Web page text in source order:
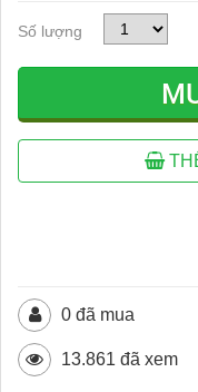
Số lượng
0 đã mua
13.861 đã xem